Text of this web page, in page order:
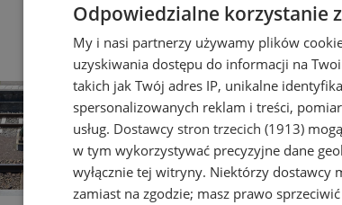
Odpowiedzialne korzystanie
My i nasi partnerzy używamy plików
uzyskiwania dostępu do informacji na
takich jak Twój adres IP, unikalne
spersonalizowanych reklam i treści,
usług. Dostawcy stron trzecich (1913)
w tym wykorzystywać precyzyjne dane
wyłącznie tej witryny. Niektórzy dostawcy
zamiast na zgodzie; masz prawo